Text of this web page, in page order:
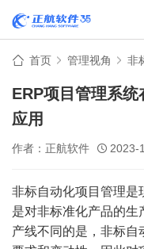
首页 管理视角 非
ERP项目管理系
应用
作者：正航软件 2023-
非标自动化项目管理是
是对非标准化产品的生
产线不同的是，非标自